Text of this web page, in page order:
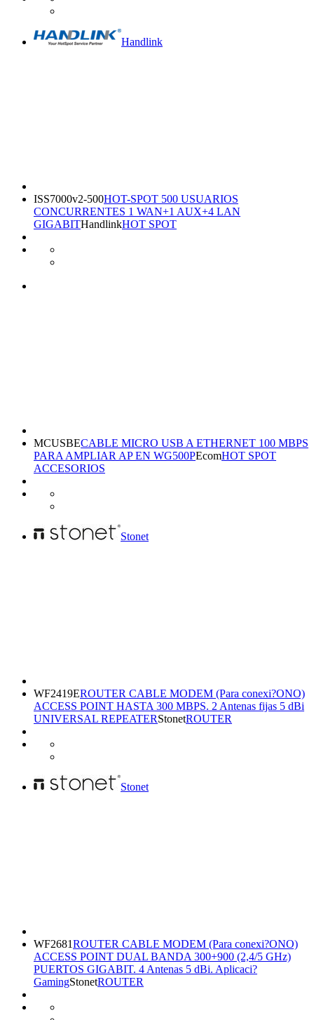
Handlink
ISS7000v2-500HOT-SPOT 500 USUARIOS
CONCURRENTES 1 WAN+1 AUX+4 LAN
GIGABITHandlinkHOT SPOT
MCUSBECABLE MICRO USB A ETHERNET 100 MBPS
PARA AMPLIAR AP EN WG500PEcomHOT SPOT
ACCESORIOS
Stonet
WF2419EROUTER CABLE MODEM (Para conexi?ONO)
ACCESS POINT HASTA 300 MBPS. 2 Antenas fijas 5 dBi
UNIVERSAL REPEATERStonetROUTER
Stonet
WF2681ROUTER CABLE MODEM (Para conexi?ONO)
ACCESS POINT DUAL BANDA 300+900 (2,4/5 GHz)
PUERTOS GIGABIT. 4 Antenas 5 dBi. Aplicaci?
GamingStonetROUTER